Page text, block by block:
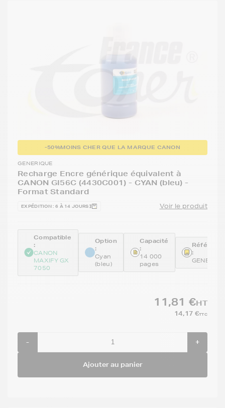
-50%MOINS CHER QUE LA MARQUE CANON
GENERIQUE
Recharge Encre générique équivalent à
CANON GI56C (4430C001) - CYAN (bleu) -
Format Standard
EXPÉDITION : 6 À 14 JOURS Voir le produit
Compatible
:
CANON
MAXIFY GX
7050
Option
:
Cyan
(bleu)
Capacité
:
14 000
pages
:
11,81 €HT
14,17 €TTC
- +
Ajouter au panier